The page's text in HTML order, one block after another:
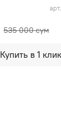
арт.
535 000 сум
Купить в 1 клик